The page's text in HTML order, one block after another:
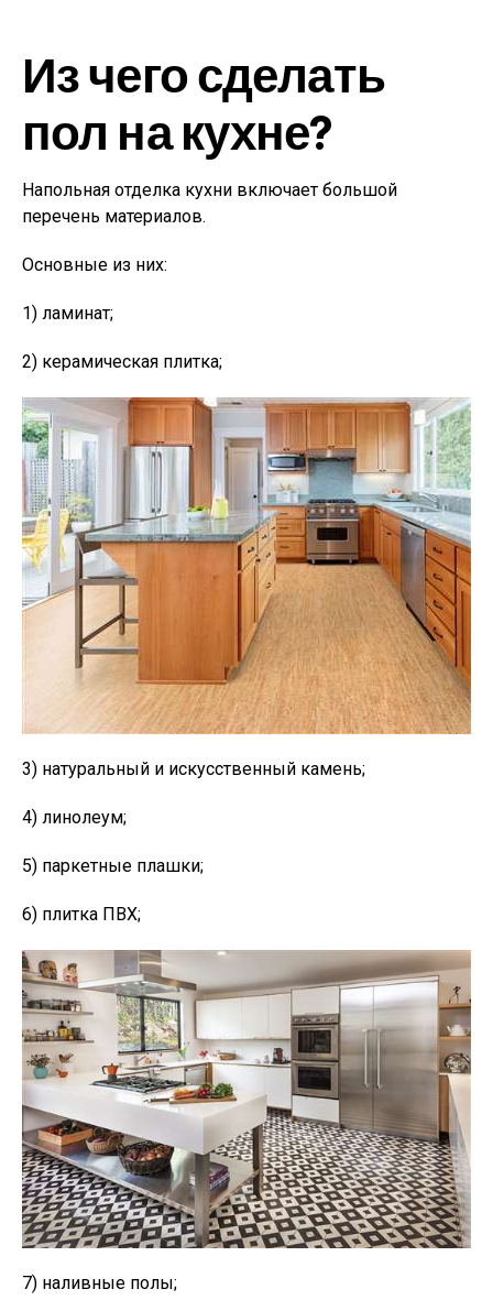
Из чего сделать
пол на кухне?
Напольная отделка кухни включает большой
перечень материалов.
Основные из них:
1) ламинат;
2) керамическая плитка;
3) натуральный и искусственный камень;
4) линолеум;
5) паркетные плашки;
6) плитка ПВХ;
7) наливные полы;